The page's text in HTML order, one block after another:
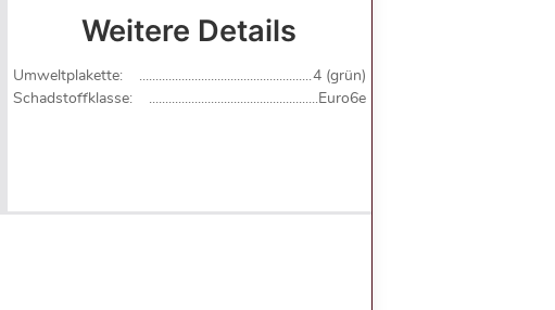
Weitere Details
Umweltplakette:
4 (grün)
Schadstoffklasse:
Euro6e